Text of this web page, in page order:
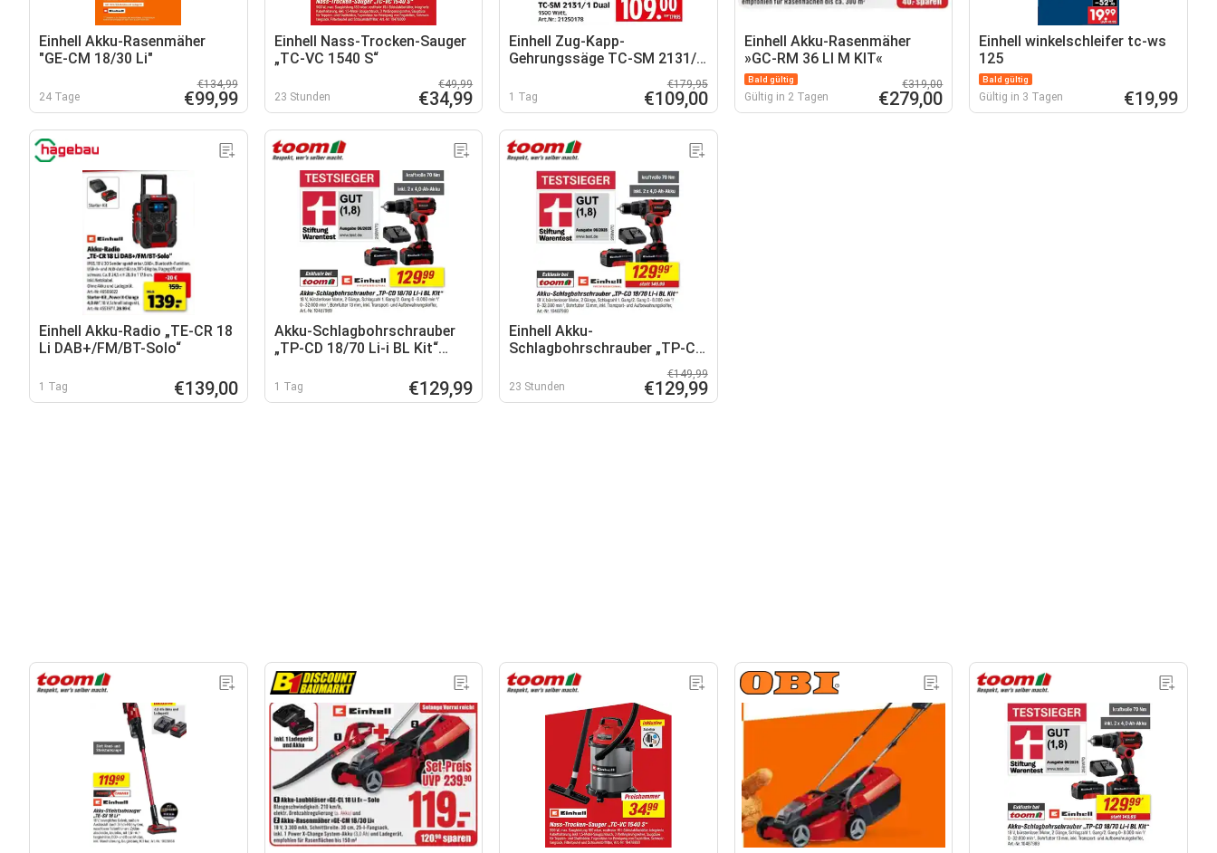
Einhell Akku-Rasenmäher
"GE-CM 18/30 Li"
24 Tage
€134,99
€99,99
Einhell Nass-Trocken-Sauger
„TC-VC 1540 S“
23 Stunden
€49,99
€34,99
Einhell Zug-Kapp-
Gehrungssäge TC-SM 2131/1
1 Tag
€179,95
€109,00
Einhell Akku-Rasenmäher
»GC-RM 36 LI M KIT«
Bald gültig
Gültig in 2 Tagen
€319,00
€279,00
Einhell winkelschleifer tc-ws
125
Bald gültig
Gültig in 3 Tagen €19,99
Einhell Akku-Radio „TE-CR 18
Li DAB+/FM/BT-Solo“
1 Tag €139,00
Akku-Schlagbohrschrauber
„TP-CD 18/70 Li-i BL Kit“
1 Tag €129,99
Einhell Akku-
Schlagbohrschrauber „TP-CD
23 Stunden
€149,99
€129,99